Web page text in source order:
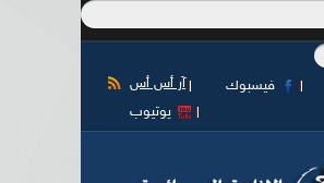
آر أس أس فيسبوك
يوتيوب